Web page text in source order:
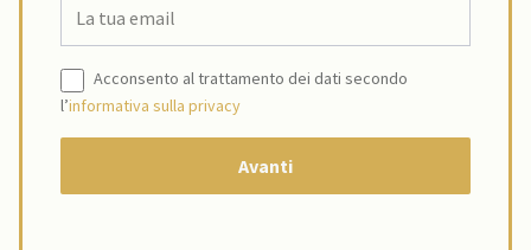
Acconsento al trattamento dei dati secondo
l’informativa sulla privacy